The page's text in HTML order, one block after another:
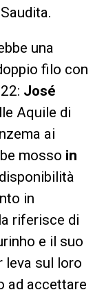
una
filo con
José
Aquile di
ai
mosso in
in
riferisce di
e il suo
leva sul loro
ad accettare